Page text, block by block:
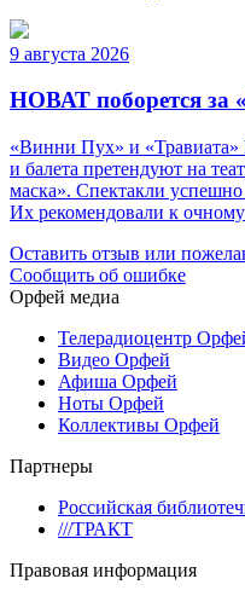
9 августа 2026
НОВАТ поборется за
«Винни Пух» и «Травиата»
и балета претендуют на
маска». Спектакли
Их рекомендовали к
Оставить отзыв или
Сообщить об ошибке
Орфей медиа
Телерадиоцентр
Видео Орфей
Афиша Орфей
Ноты Орфей
Коллективы Орфей
Партнеры
Российская
///ТРАКТ
Правовая информация